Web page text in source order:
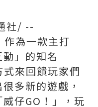
社/ --
作為一款主打
動」的知名
來回饋玩家們
多新的遊戲，
仔GO！」，玩